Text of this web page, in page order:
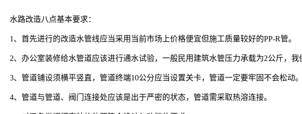
水路改造八点基本要求：
1、首先进行的改造水管线应当采用当前市场上价格便宜但施工质量较好的PP-R管。
2、办公室装修给水管道应该进行通水试验，一般民用建筑水管压力承载为2公斤，我
3、管道铺设须横平竖直，管道终端10公分应当设置关卡，管道一定要牢固不会松动。
4、管道与管道、阀门连接处应该是出于严密的状态，管道需采取热溶连接。